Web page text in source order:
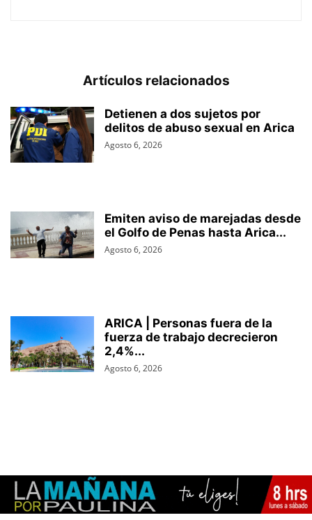
Artículos relacionados
Detienen a dos sujetos por
delitos de abuso sexual en Arica
Agosto 6, 2026
Emiten aviso de marejadas desde
el Golfo de Penas hasta Arica...
Agosto 6, 2026
ARICA | Personas fuera de la
fuerza de trabajo decrecieron
2,4%...
Agosto 6, 2026